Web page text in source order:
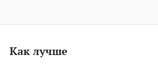
Как лучше